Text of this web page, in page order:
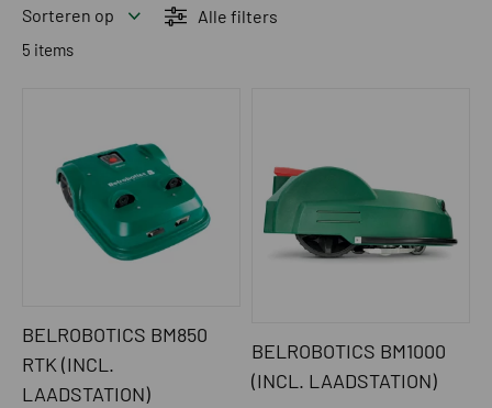
Sorteren op Alle filters
5 items
BELROBOTICS BM850
RTK (INCL.
LAADSTATION)
BELROBOTICS BM1000
(INCL. LAADSTATION)